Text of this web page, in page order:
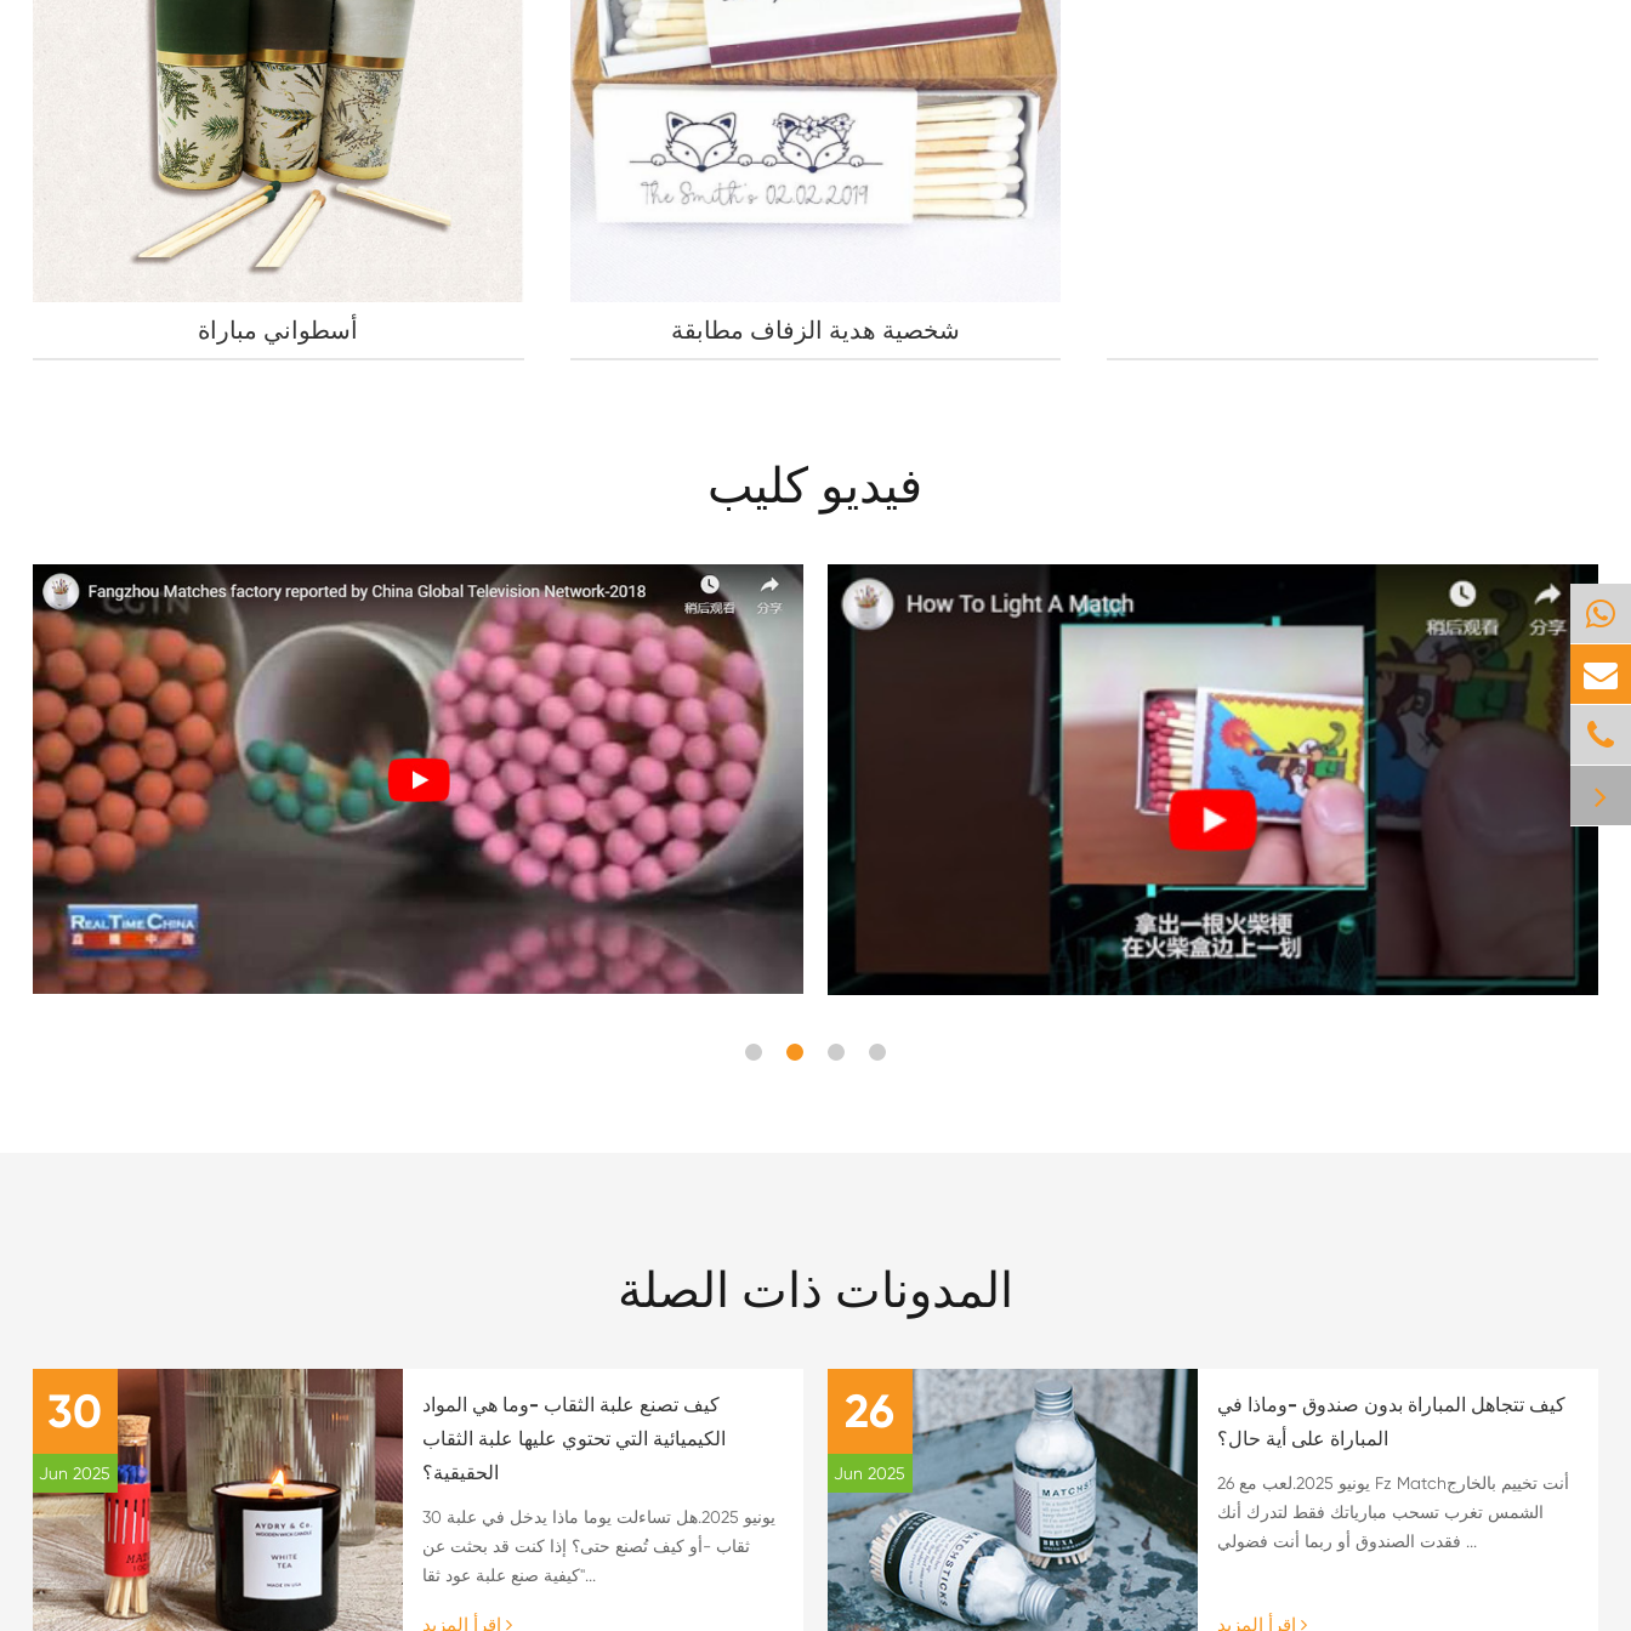
أسطواني مباراة شخصية هدية الزفاف مطابقة
فيديو كليب
المدونات ذات الصلة
30
Jun 2025
كيف تصنع علبة الثقاب -وما هي المواد
الكيميائية التي تحتوي عليها علبة الثقاب
الحقيقية؟
30 يونيو 2025.هل تساءلت يوما ماذا يدخل في علبة
ثقاب -أو كيف تُصنع حتى؟ إذا كنت قد بحثت عن
"كيفية صنع علبة عود ثقا...
26
Jun 2025
كيف تتجاهل المباراة بدون صندوق -وماذا في
المباراة على أية حال؟
26 يونيو 2025.لعب مع Fz Matchأنت تخييم بالخارج
الشمس تغرب تسحب مبارياتك فقط لتدرك أنك
فقدت الصندوق أو ربما أنت فضولي ...